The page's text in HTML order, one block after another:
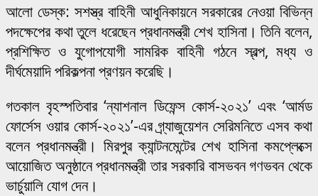
আলো ডেস্ক: সশস্ত্র বাহিনী আধুনিকায়নে সরকারের নেওয়া বিভিন্ন
পদক্ষেপের কথা তুলে ধরেছেন প্রধানমন্ত্রী শেখ হাসিনা। তিনি বলেন,
প্রশিক্ষিত ও যুগোপযোগী সামরিক বাহিনী গঠনে স্বল্প, মধ্য ও
দীর্ঘমেয়াদি পরিকল্পনা প্রণয়ন করেছি।
গতকাল বৃহস্পতিবার ‘ন্যাশনাল ডিফেন্স কোর্স-২০২১’ এবং ‘আর্মড
ফোর্সেস ওয়ার কোর্স-২০২১’-এর গ্র্যাজুয়েশন সেরিমনিতে এসব কথা
বলেন প্রধানমন্ত্রী। মিরপুর ক্যান্টনমেন্টের শেখ হাসিনা কমপ্লেক্সে
আয়োজিত অনুষ্ঠানে প্রধানমন্ত্রী তার সরকারি বাসভবন গণভবন থেকে
ভার্চুয়ালি যোগ দেন।